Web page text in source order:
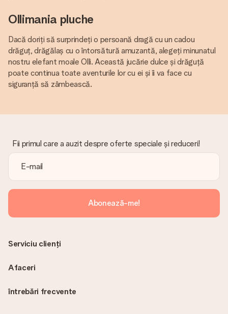
Ollimania pluche
Dacă doriți să surprindeți o persoană dragă cu un cadou
drăguț, drăgălaș cu o întorsătură amuzantă, alegeți minunatul
nostru elefant moale Olli. Această jucărie dulce și drăguță
poate continua toate aventurile lor cu ei și îi va face cu
siguranță să zâmbească.
Fii primul care a auzit despre oferte speciale și reduceri!
Abonează-me!
întrebări frecvente
Serviciu clienți
Afaceri